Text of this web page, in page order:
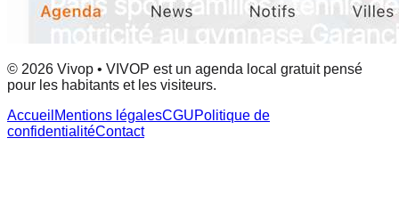
© 2026 Vivop • VIVOP est un agenda local gratuit pensé
pour les habitants et les visiteurs.
Accueil Mentions légalesCGUPolitique de
confidentialitéContact